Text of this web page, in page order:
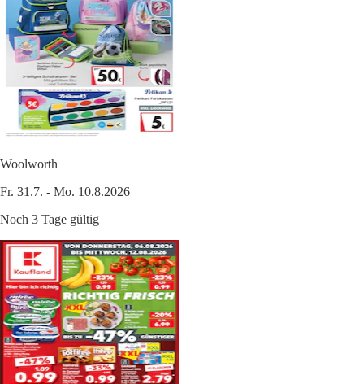
Woolworth
Fr. 31.7. - Mo. 10.8.2026
Noch 3 Tage gültig